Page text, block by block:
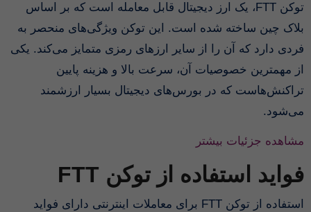
توکن FTT، یک ارز دیجیتال قابل معامله است که بر اساس
بلاک چین ساخته شده است. این توکن ویژگی‌های منحصر به
فردی دارد که آن را از سایر ارزهای رمزی متمایز می‌کند. یکی
از مهمترین خصوصیات آن، سرعت بالا و هزینه پایین
تراکنش‌هاست که در بورس‌های دیجیتال بسیار ارزشمند
می‌شود.
مشاهده جزئیات بیشتر
فواید استفاده از توکن FTT
استفاده از توکن FTT برای معاملات اینترنتی دارای فواید